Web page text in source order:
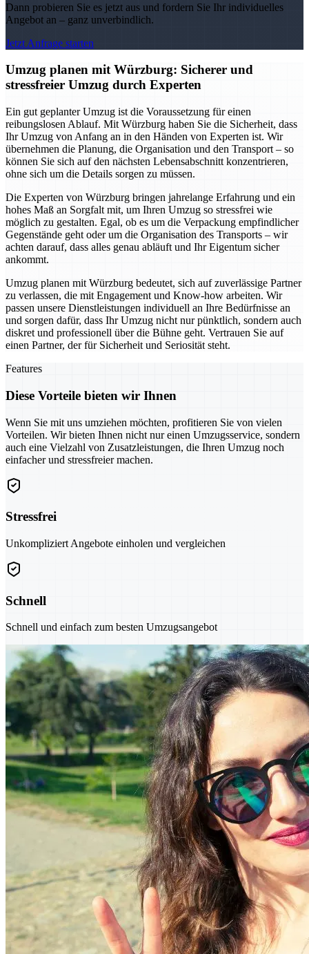
Dann probieren Sie es jetzt aus und fordern Sie Ihr individuelles
Angebot an – ganz unverbindlich.
Jetzt Anfrage starten
Umzug planen mit Würzburg: Sicherer und
stressfreier Umzug durch Experten
Ein gut geplanter Umzug ist die Voraussetzung für einen
reibungslosen Ablauf. Mit Würzburg haben Sie die Sicherheit, dass
Ihr Umzug von Anfang an in den Händen von Experten ist. Wir
übernehmen die Planung, die Organisation und den Transport – so
können Sie sich auf den nächsten Lebensabschnitt konzentrieren,
ohne sich um die Details sorgen zu müssen.
Die Experten von Würzburg bringen jahrelange Erfahrung und ein
hohes Maß an Sorgfalt mit, um Ihren Umzug so stressfrei wie
möglich zu gestalten. Egal, ob es um die Verpackung empfindlicher
Gegenstände geht oder um die Organisation des Transports – wir
achten darauf, dass alles genau abläuft und Ihr Eigentum sicher
ankommt.
Umzug planen mit Würzburg bedeutet, sich auf zuverlässige Partner
zu verlassen, die mit Engagement und Know-how arbeiten. Wir
passen unsere Dienstleistungen individuell an Ihre Bedürfnisse an
und sorgen dafür, dass Ihr Umzug nicht nur pünktlich, sondern auch
diskret und professionell über die Bühne geht. Vertrauen Sie auf
einen Partner, der für Sicherheit und Seriosität steht.
Features
Diese Vorteile bieten wir Ihnen
Wenn Sie mit uns umziehen möchten, profitieren Sie von vielen
Vorteilen. Wir bieten Ihnen nicht nur einen Umzugsservice, sondern
auch eine Vielzahl von Zusatzleistungen, die Ihren Umzug noch
einfacher und stressfreier machen.
Stressfrei
Unkompliziert Angebote einholen und vergleichen
Schnell
Schnell und einfach zum besten Umzugsangebot